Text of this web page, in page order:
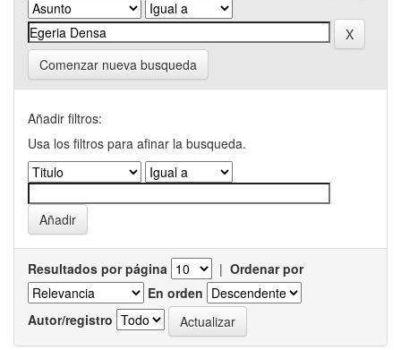
Comenzar nueva busqueda
Añadir filtros:
Usa los filtros para afinar la busqueda.
Resultados por página | Ordenar por
En orden
Autor/registro